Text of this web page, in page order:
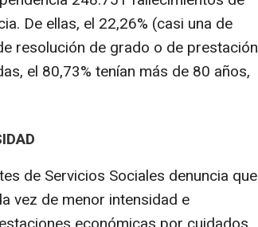
De ellas, el 22,26% (casi una de
resolución de grado o de prestación
el 80,73% tenían más de 80 años,
de Servicios Sociales denuncia que
vez de menor intensidad e